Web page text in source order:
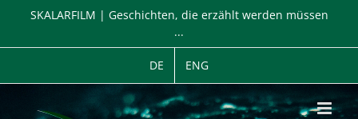
SKALARFILM | Geschichten, die erzählt werden müssen
...
DE ENG